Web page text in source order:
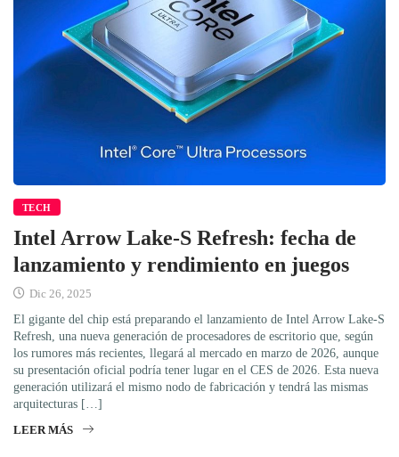
TECH
Intel Arrow Lake-S Refresh: fecha de
lanzamiento y rendimiento en juegos
Dic 26, 2025
El gigante del chip está preparando el lanzamiento de Intel Arrow Lake-S
Refresh, una nueva generación de procesadores de escritorio que, según
los rumores más recientes, llegará al mercado en marzo de 2026, aunque
su presentación oficial podría tener lugar en el CES de 2026. Esta nueva
generación utilizará el mismo nodo de fabricación y tendrá las mismas
arquitecturas […]
LEER MÁS